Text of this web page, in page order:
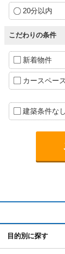
20分以内
こだわりの条件
新着物件
カースペー
建築条件なし
目的別に探す